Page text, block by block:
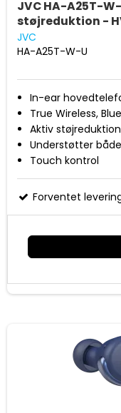
JVC HA-A25T-
støjreduktion -
JVC
HA-A25T-W-U
In-ear
True Wireless,
Aktiv
Understøtter
Touch kontrol
Op til 6 timer
(op til 28 timer i
Vandtæt efter
ørestykker
Forventet